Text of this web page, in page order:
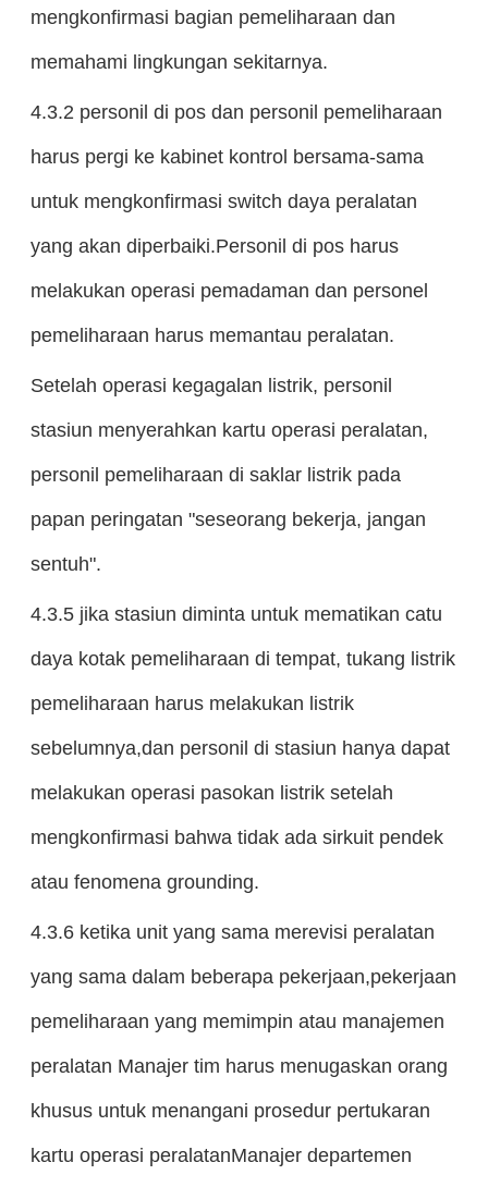
mengkonfirmasi bagian pemeliharaan dan
memahami lingkungan sekitarnya.
4.3.2 personil di pos dan personil pemeliharaan
harus pergi ke kabinet kontrol bersama-sama
untuk mengkonfirmasi switch daya peralatan
yang akan diperbaiki.Personil di pos harus
melakukan operasi pemadaman dan personel
pemeliharaan harus memantau peralatan.
Setelah operasi kegagalan listrik, personil
stasiun menyerahkan kartu operasi peralatan,
personil pemeliharaan di saklar listrik pada
papan peringatan "seseorang bekerja, jangan
sentuh".
4.3.5 jika stasiun diminta untuk mematikan catu
daya kotak pemeliharaan di tempat, tukang listrik
pemeliharaan harus melakukan listrik
sebelumnya,dan personil di stasiun hanya dapat
melakukan operasi pasokan listrik setelah
mengkonfirmasi bahwa tidak ada sirkuit pendek
atau fenomena grounding.
4.3.6 ketika unit yang sama merevisi peralatan
yang sama dalam beberapa pekerjaan,pekerjaan
pemeliharaan yang memimpin atau manajemen
peralatan Manajer tim harus menugaskan orang
khusus untuk menangani prosedur pertukaran
kartu operasi peralatanManajer departemen